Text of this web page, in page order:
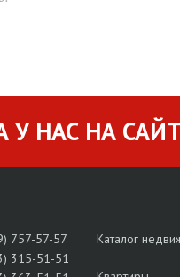
НАС НА
757-57-57
315-51-51
Каталог